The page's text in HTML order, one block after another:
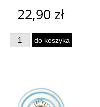
22,90 zł
do koszyka